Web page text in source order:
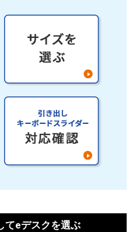
てeデスクを選ぶ